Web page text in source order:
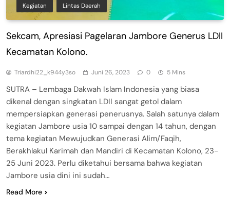
Kegiatan Lintas Daerah
Sekcam, Apresiasi Pagelaran Jambore Generus LDII
Kecamatan Kolono.
Triardhi22_k944y3so Juni 26, 2023 0 5 Mins
SUTRA – Lembaga Dakwah Islam Indonesia yang biasa
dikenal dengan singkatan LDII sangat getol dalam
mempersiapkan generasi penerusnya. Salah satunya dalam
kegiatan Jambore usia 10 sampai dengan 14 tahun, dengan
tema kegiatan Mewujudkan Generasi Alim/Faqih,
Berakhlakul Karimah dan Mandiri di Kecamatan Kolono, 23-
25 Juni 2023. Perlu diketahui bersama bahwa kegiatan
Jambore usia dini ini sudah…
Read More